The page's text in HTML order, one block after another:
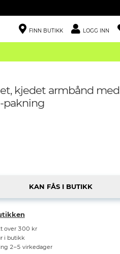
FINN BUTIKK LOGG INN
kjedet armbånd med
pakning
over 300 kr
i butikk
2–5 virkedager